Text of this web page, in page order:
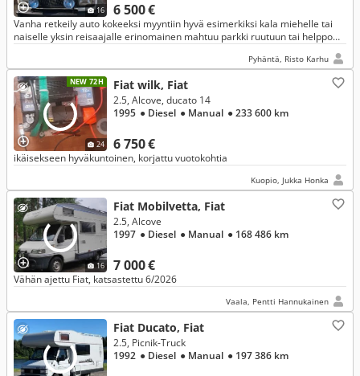
16 6 500 €
Vanha retkeily auto kokeeksi myyntiin hyvä esimerkiksi kala miehelle tai
naiselle yksin reisaajalle erinomainen mahtuu parkki ruutuun tai helppo
Pyhäntä, Risto Karhu
NEW 72H
24
Fiat wilk, Fiat
6 750 €
2.5, Alcove, ducato 14
1995 ● Diesel ● Manual ● 233 600 km
ikäisekseen hyväkuntoinen, korjattu vuotokohtia
Kuopio, Jukka Honka
16
Fiat Mobilvetta, Fiat
7 000 €
2.5, Alcove
1997 ● Diesel ● Manual ● 168 486 km
Vähän ajettu Fiat, katsastettu 6/2026
Vaala, Pentti Hannukainen
Fiat Ducato, Fiat
2.5, Picnik-Truck
1992 ● Diesel ● Manual ● 197 386 km